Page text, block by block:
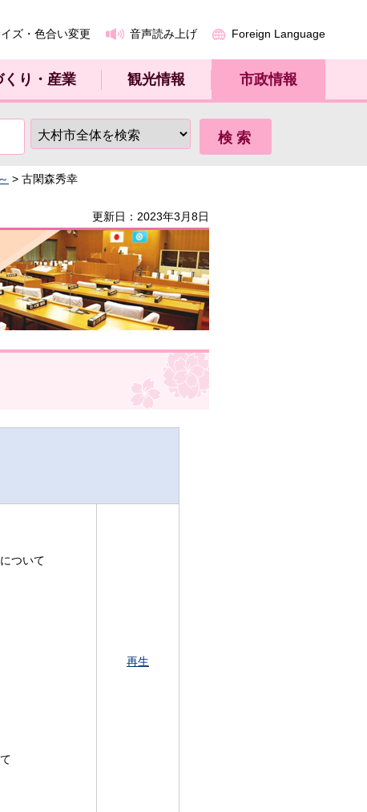
ズ・色合い変更 音声読み上げ Foreign Language
くり・産業 観光情報 市政情報
> 古閑森秀幸
更新日：2023年3月8日
ついて
再生